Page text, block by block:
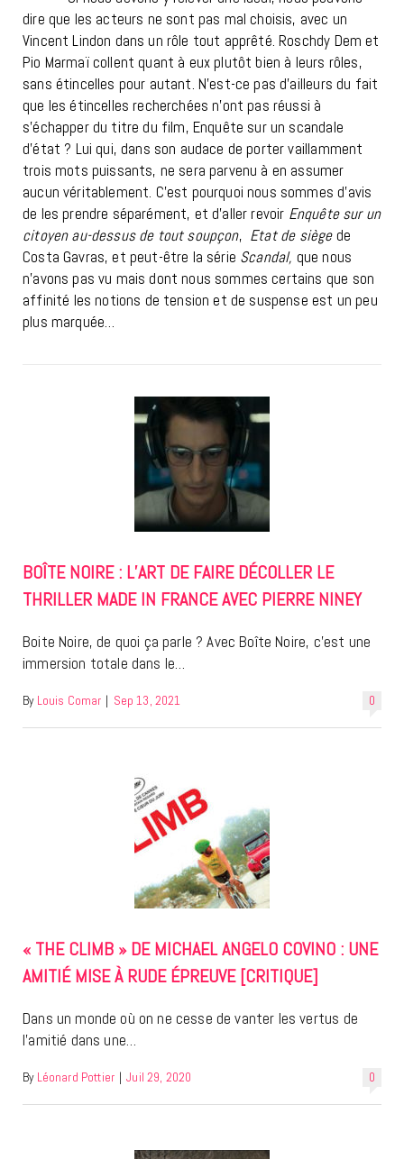
dire que les acteurs ne sont pas mal choisis, avec un
Vincent Lindon dans un rôle tout apprêté. Roschdy Dem et
Pio Marmaï collent quant à eux plutôt bien à leurs rôles,
sans étincelles pour autant. N’est-ce pas d’ailleurs du fait
que les étincelles recherchées n’ont pas réussi à
s’échapper du titre du film, Enquête sur un scandale
d’état ? Lui qui, dans son audace de porter vaillamment
trois mots puissants, ne sera parvenu à en assumer
aucun véritablement. C’est pourquoi nous sommes d’avis
de les prendre séparément, et d’aller revoir Enquête sur un
citoyen au-dessus de tout soupçon, Etat de siègede
Costa Gavras, et peut-être la série Scandal, que nous
n’avons pas vu mais dont nous sommes certains que son
affinité les notions de tension et de suspense est un peu
plus marquée…
BOÎTE NOIRE : L’ART DE FAIRE DÉCOLLER LE
THRILLER MADE IN FRANCE AVEC PIERRE NINEY
Boite Noire, de quoi ça parle ? Avec Boîte Noire, c’est une
immersion totale dans le…
0
By Louis Comar | Sep 13, 2021
« THE CLIMB » DE MICHAEL ANGELO COVINO : UNE
AMITIÉ MISE À RUDE ÉPREUVE [CRITIQUE]
Dans un monde où on ne cesse de vanter les vertus de
l’amitié dans une…
0
By Léonard Pottier | Juil 29, 2020